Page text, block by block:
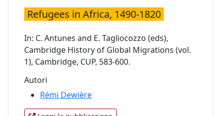
Refugees in Africa, 1490-1820
In: C. Antunes and E. Tagliocozzo (eds),
Cambridge History of Global Migrations (vol.
1), Cambridge, CUP, 583-600.
Autori
Rémi Dewière